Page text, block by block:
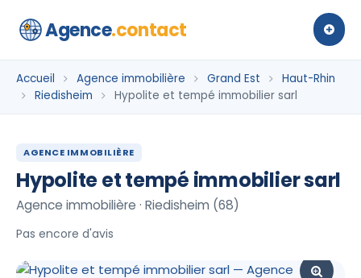
Agence.contact
Accueil Agence immobilière Grand Est
Haut-Rhin
Riedisheim
Hypolite et tempé immobilier sarl
AGENCE IMMOBILIÈRE
Hypolite et tempé immobilier sarl
Agence immobilière · Riedisheim (68)
Pas encore d'avis